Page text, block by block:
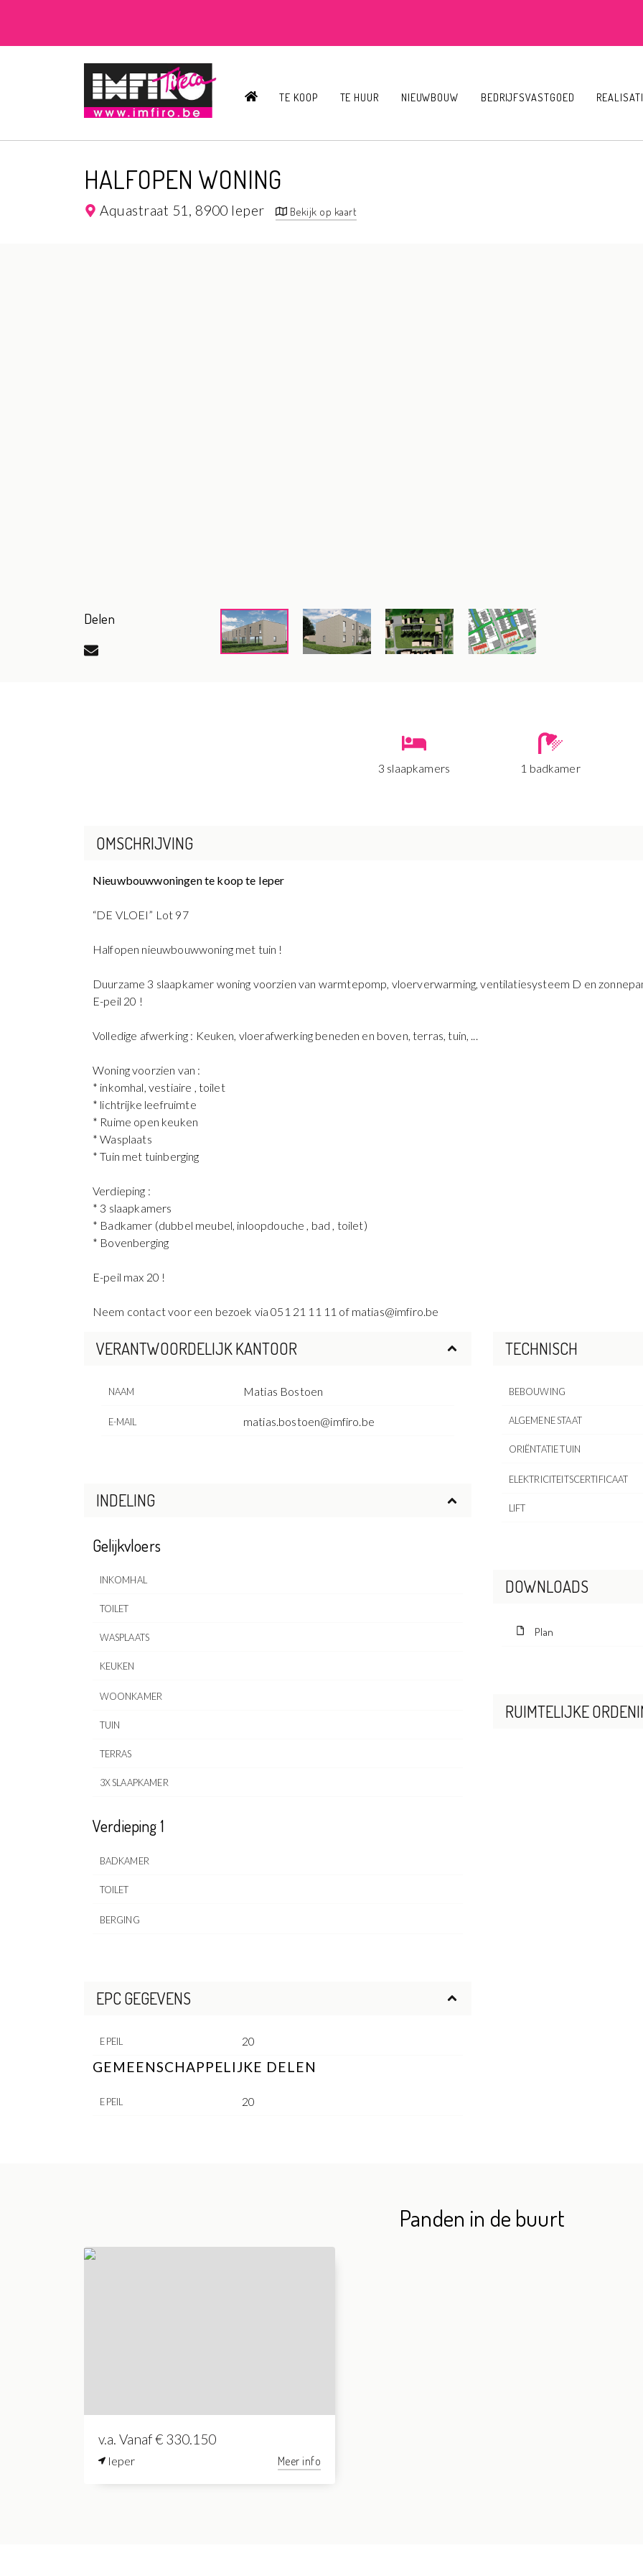
HOMETE KOOP TE HUUR NIEUWBOUW BEDRIJFSVASTGOED
HALFOPEN WONING
Aquastraat 51, 8900 Ieper Bekijk op kaart
Delen
3 slaapkamers 1 badkamer
OMSCHRIJVING
Nieuwbouwwoningen te koop te Ieper
“DE VLOEI” Lot 97
Halfopen nieuwbouwwoning met tuin !
Duurzame 3 slaapkamer woning voorzien van warmtepomp, vloerverwarming, ventilatiesysteem D en
E-peil 20 !
Volledige afwerking : Keuken, vloerafwerking beneden en boven, terras, tuin, ...
Woning voorzien van :
* inkomhal, vestiaire , toilet
* lichtrijke leefruimte
* Ruime open keuken
* Wasplaats
* Tuin met tuinberging
Verdieping :
* 3 slaapkamers
* Badkamer (dubbel meubel, inloopdouche , bad , toilet)
* Bovenberging
E-peil max 20 !
Neem contact voor een bezoek via 051 21 11 11 of matias@imfiro.be
VERANTWOORDELIJK KANTOOR
NAAM Matias Bostoen
E-MAIL matias.bostoen@imfiro.be
INDELING
Gelijkvloers
INKOMHAL
TOILET
WASPLAATS
KEUKEN
WOONKAMER
TUIN
TERRAS
3X SLAAPKAMER
Verdieping 1
BADKAMER
TOILET
BERGING
EPC GEGEVENS
E PEIL 20
GEMEENSCHAPPELIJKE DELEN
E PEIL 20
TECHNISCH
BEBOUWING
ALGEMENE STAAT
ORIËNTATIE TUIN
ELEKTRICITEITSCERTIFICAAT
LIFT
DOWNLOADS
Plan
RUIMTELIJKE
Panden in de buurt
v.a. Vanaf € 330.150
Ieper Meer info